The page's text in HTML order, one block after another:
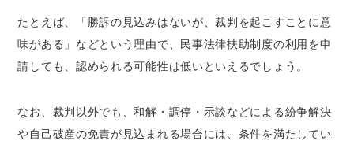
たとえば、「勝訴の見込みはないが、裁判を起こすことに意
味がある」などという理由で、民事法律扶助制度の利用を申
請しても、認められる可能性は低いといえるでしょう。
なお、裁判以外でも、和解・調停・示談などによる紛争解決
や自己破産の免責が見込まれる場合には、条件を満たしてい